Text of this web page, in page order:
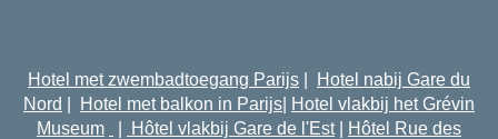
Hotel met zwembadtoegang Parijs
Hotel nabij Gare du
Nord
Hotel met balkon in Parijs Hotel vlakbij het Grévin
Museum
Hôtel vlakbij Gare de l'Est|
Hôtel Rue des